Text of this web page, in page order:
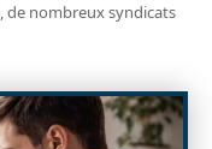
de nombreux syndicats